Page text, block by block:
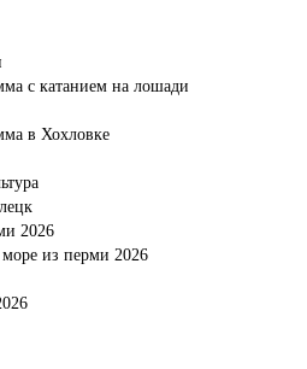
с катанием на лошади
в Хохловке
2026
из перми 2026